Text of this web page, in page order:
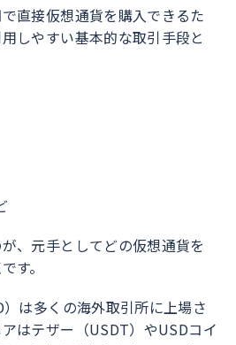
直接仮想通貨を購入できるた
しやすい基本的な取引手段と
、元手としてどの仮想通貨を
す。
は多くの海外取引所に上場さ
はテザー（USDT）やUSDコイ